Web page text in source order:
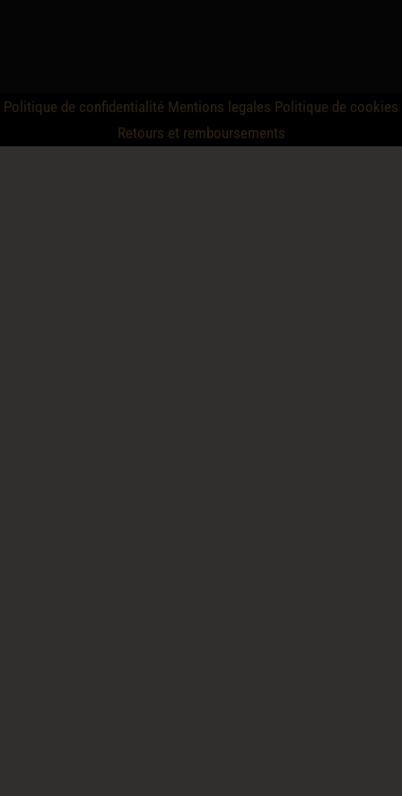
Politique de confidentialité Mentions legales Politique de cookies
Retours et remboursements